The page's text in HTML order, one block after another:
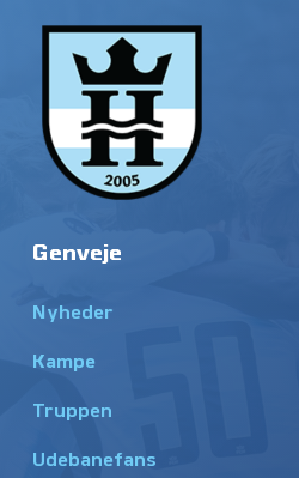
Genveje
Nyheder
Kampe
Truppen
Udebanefans